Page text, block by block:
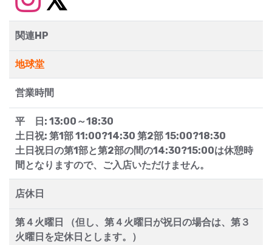
関連HP
地球堂
営業時間
平 日: 13:00～18:30
土日祝: 第1部 11:00?14:30 第2部 15:00?18:30
土日祝日の第1部と第2部の間の14:30?15:00は休憩時
間となりますので、ご入店いただけません。
店休日
第４火曜日 （但し、第４火曜日が祝日の場合は、第３
火曜日を定休日とします。）